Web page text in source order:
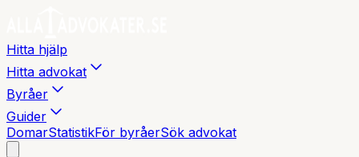
Hitta hjälp
Hitta advokat
Byråer
Guider
DomarStatistikFör byråerSök advokat